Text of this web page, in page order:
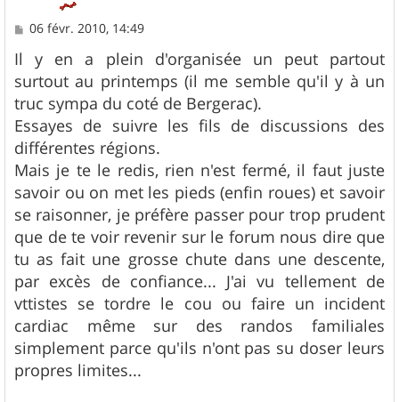
M
a
g
e
06 févr. 2010, 14:49
Il y en a plein d'organisée un peut partout
surtout au printemps (il me semble qu'il y à un
truc sympa du coté de Bergerac).
Essayes de suivre les fils de discussions des
différentes régions.
Mais je te le redis, rien n'est fermé, il faut juste
savoir ou on met les pieds (enfin roues) et savoir
se raisonner, je préfère passer pour trop prudent
que de te voir revenir sur le forum nous dire que
tu as fait une grosse chute dans une descente,
par excès de confiance... J'ai vu tellement de
vttistes se tordre le cou ou faire un incident
cardiac même sur des randos familiales
simplement parce qu'ils n'ont pas su doser leurs
propres limites...